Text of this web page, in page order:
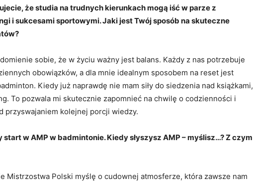
że studia na trudnych kierunkach mogą iść w parze z
i sukcesami sportowymi. Jaki jest Twój sposób na skuteczne
sobie, że w życiu ważny jest balans. Każdy z nas potrzebuje
obowiązków, a dla mnie idealnym sposobem na reset jest
Kiedy już naprawdę nie mam siły do siedzenia nad książkami,
To pozwala mi skutecznie zapomnieć na chwilę o codzienności i
przyswajaniem kolejnej porcji wiedzy.
start w AMP w badmintonie. Kiedy słyszysz AMP – myślisz…? Z czym
Mistrzostwa Polski myślę o cudownej atmosferze, która zawsze nam